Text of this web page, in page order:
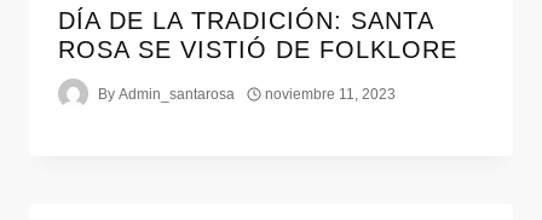
DÍA DE LA TRADICIÓN: SANTA
ROSA SE VISTIÓ DE FOLKLORE
By Admin_santarosa noviembre 11, 2023